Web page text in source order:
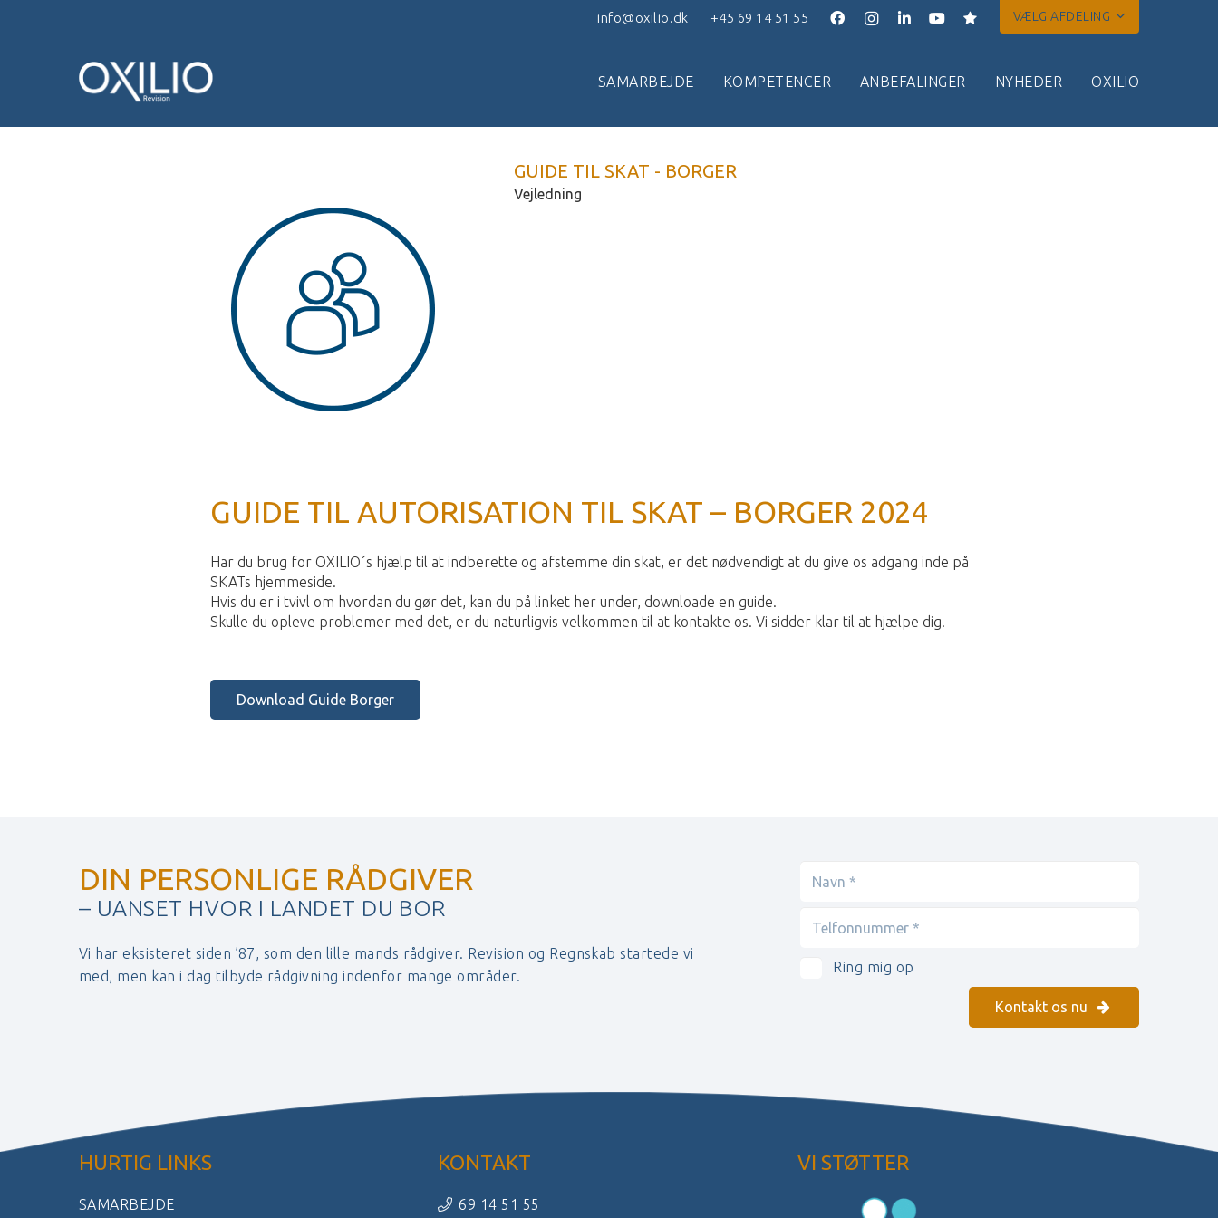
info@oxilio.dk +45 69 14 51 55 VÆLG AFDELING
SAMARBEJDE KOMPETENCER ANBEFALINGER NYHEDER OXILIO
GUIDE TIL SKAT - BORGER
Vejledning
GUIDE TIL AUTORISATION TIL SKAT – BORGER 2024
Har du brug for OXILIO´s hjælp til at indberette og afstemme din skat, er det nødvendigt at du give os adgang inde på
SKATs hjemmeside.
Hvis du er i tvivl om hvordan du gør det, kan du på linket her under, downloade en guide.
Skulle du opleve problemer med det, er du naturligvis velkommen til at kontakte os. Vi sidder klar til at hjælpe dig.
Download Guide Borger
DIN PERSONLIGE RÅDGIVER
– UANSET HVOR I LANDET DU BOR
Vi har eksisteret siden ’87, som den lille mands rådgiver. Revision og Regnskab startede vi
med, men kan i dag tilbyde rådgivning indenfor mange områder.
Ring mig op
Kontakt os nu
HURTIG LINKS
SAMARBEJDE
KONTAKT
69 14 51 55
VI STØTTER